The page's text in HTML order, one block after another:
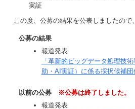
実証
この度、公募の結果を公表しましたので
公募の結果
報道発表
「革新的ビッグデータ処理技
助・AI実証）に係る採択候補
以前の公募
※公募は終了しました。
報道発表